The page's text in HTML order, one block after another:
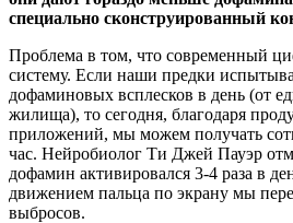
специально сконструированный
Проблема в том, что современный
систему. Если наши предки
дофаминовых всплесков в день (от
жилища), то сегодня, благодаря
приложений, мы можем получать
час. Нейробиолог Ти Джей Пауэр
дофамин активировался 3-4 раза в
движением пальца по экрану мы
выбросов.